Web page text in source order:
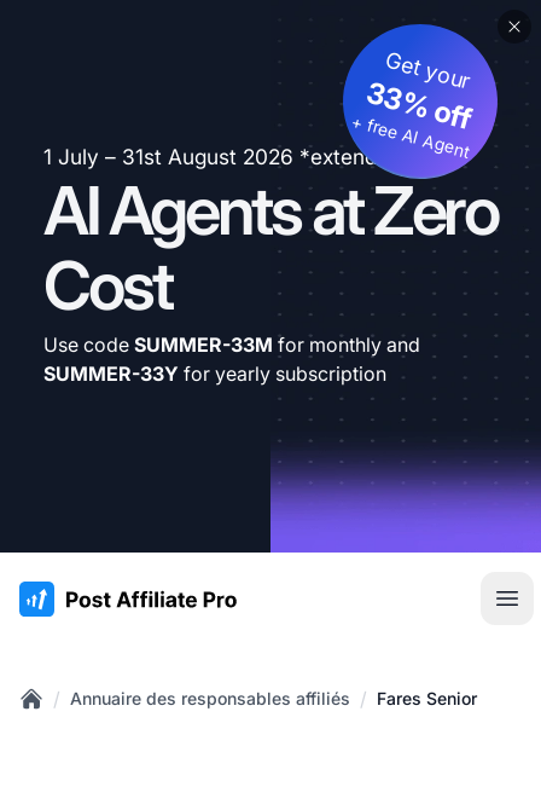
1 July – 31st August 2026 *extended
AI Agents at Zero
Cost
Get your
33% off
+ free AI Agent
Use code SUMMER-33M for monthly and
SUMMER-33Y for yearly subscription
:site.title
/ Annuaire des responsables affiliés / Fares Senior